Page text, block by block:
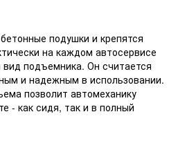
подушки и крепятся
на каждом автосервисе
подъемника. Он считается
и надежным в использовании.
позволит автомеханику
- как сидя, так и в полный